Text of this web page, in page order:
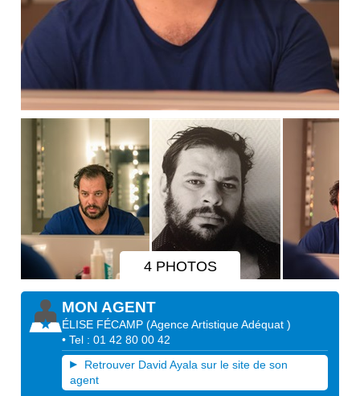
4 PHOTOS
MON AGENT
ÉLISE FÉCAMP (Agence Artistique Adéquat)
• Tel : 01 42 80 00 42
Retrouver David Ayala sur le site de son
agent